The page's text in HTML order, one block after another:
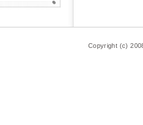
Copyright (c)